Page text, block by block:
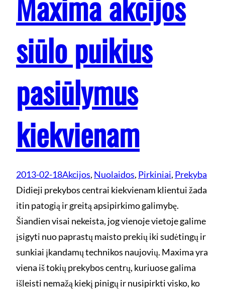
siūlo puikius
pasiūlymus
kiekvienam
2013-02-18Akcijos, Nuolaidos, Pirkiniai, Prekyba
Didieji prekybos centrai kiekvienam klientui žada
itin patogią ir greitą apsipirkimo galimybę.
Šiandien visai nekeista, jog vienoje vietoje galime
įsigyti nuo paprastų maisto prekių iki sudėtingų ir
sunkiai įkandamų technikos naujovių. Maxima yra
viena iš tokių prekybos centrų, kuriuose galima
išleisti nemažą kiekį pinigų ir nusipirkti visko, ko